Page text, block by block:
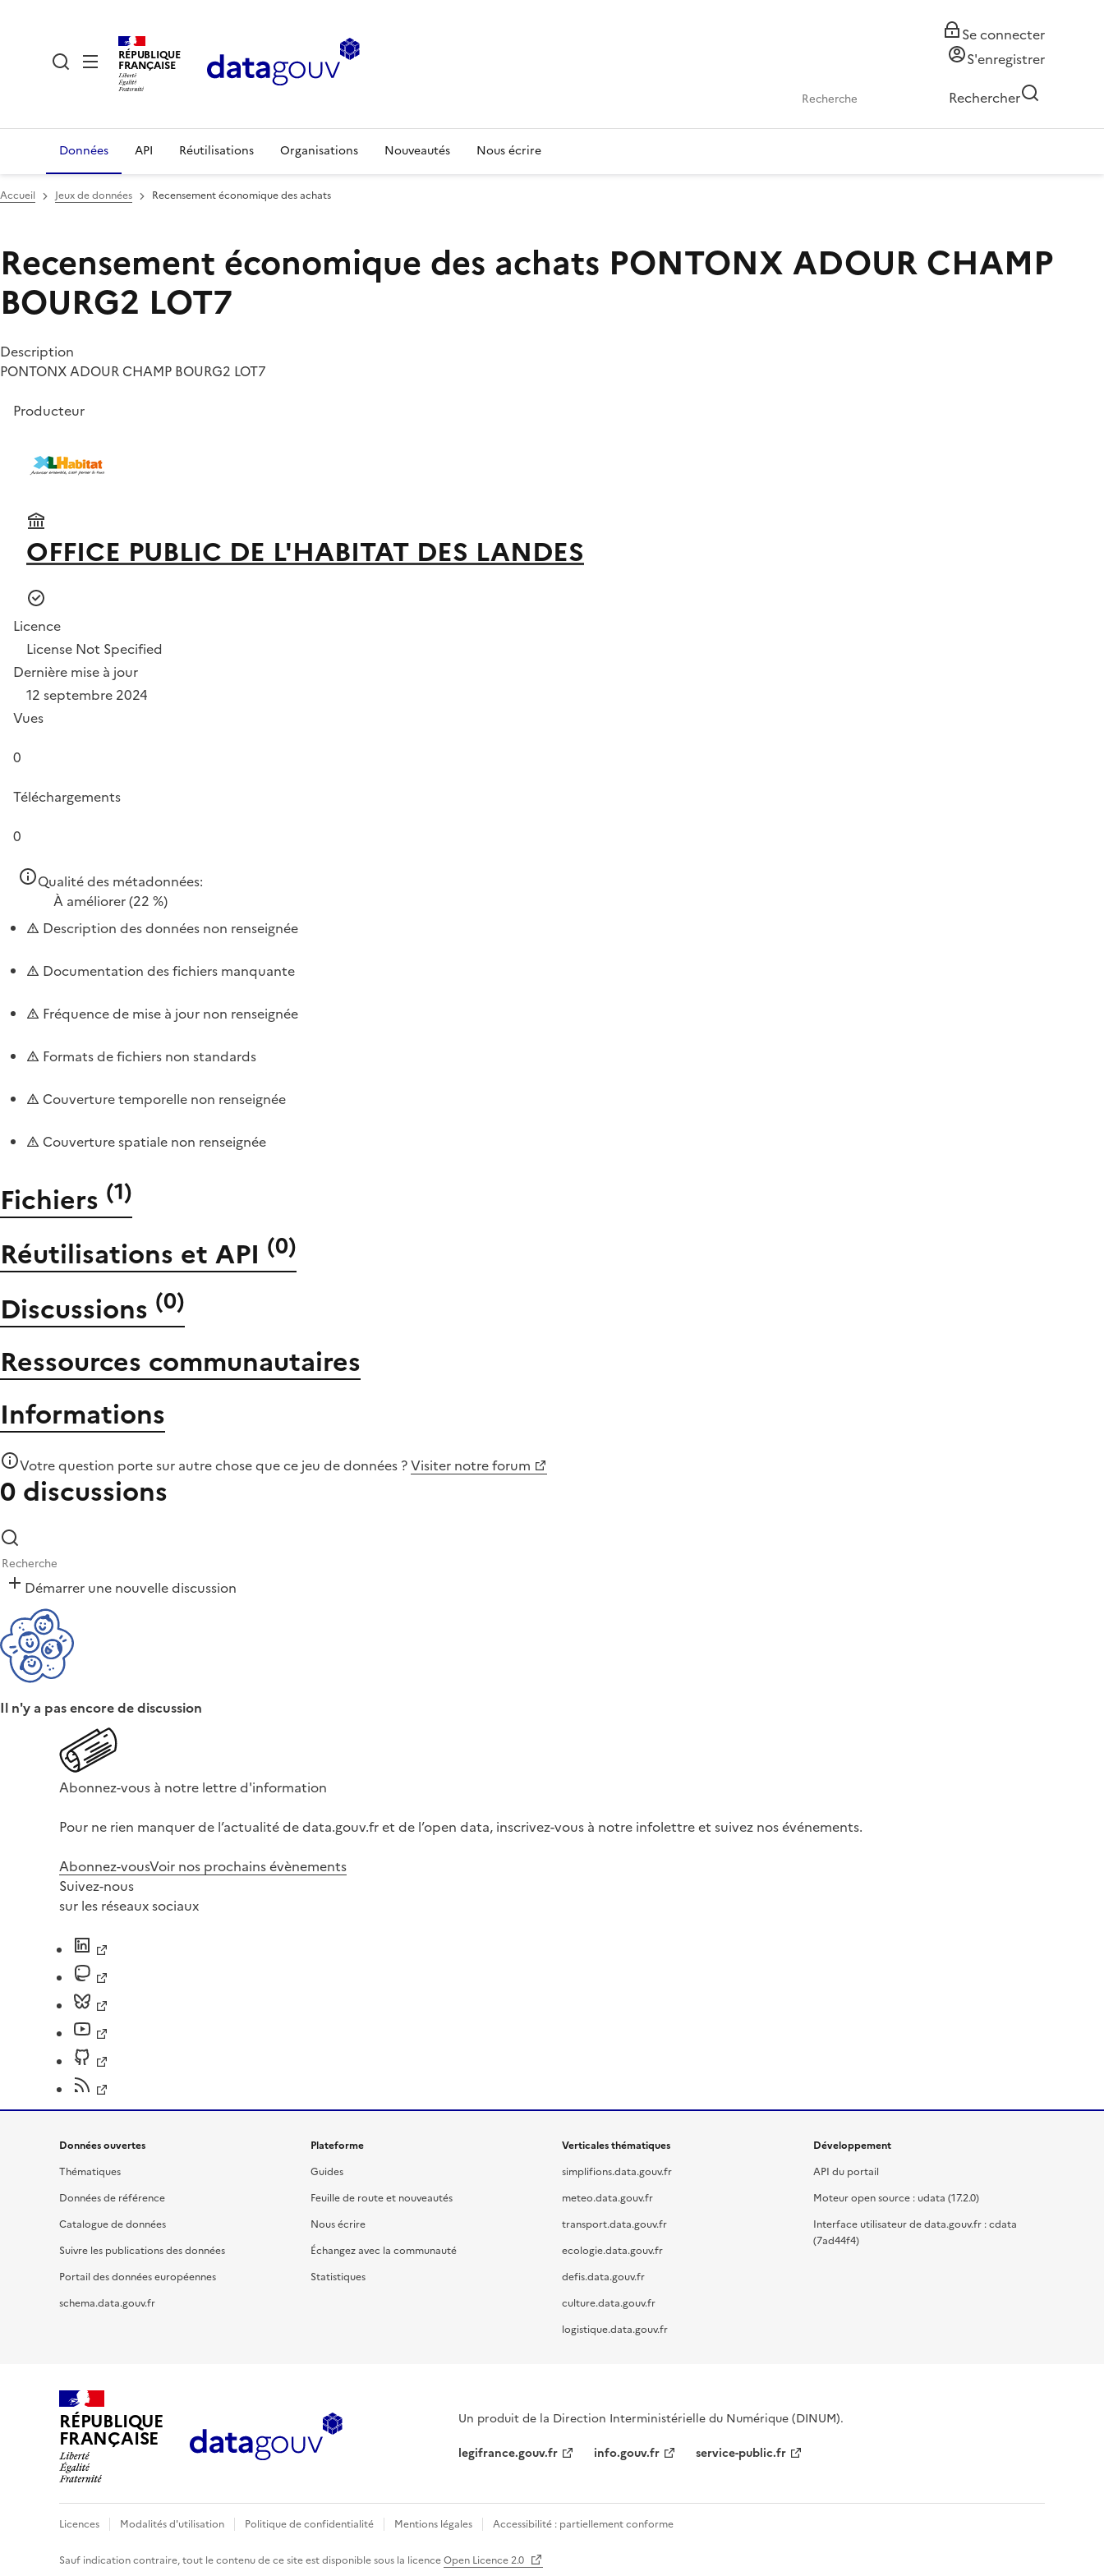
RÉPUBLIQUE
FRANÇAISE
Se connecter
S'enregistrer
Rechercher
Données API Réutilisations Organisations Nouveautés Nous écrire
Accueil Jeux de données Recensement économique des achats
Recensement économique des achats PONTONX ADOUR CHAMP
BOURG2 LOT7
Description
PONTONX ADOUR CHAMP BOURG2 LOT7
Producteur
OFFICE PUBLIC DE L'HABITAT DES LANDES
Licence
License Not Specified
Dernière mise à jour
12 septembre 2024
Vues
0
Téléchargements
0
Qualité des métadonnées:
À améliorer(22 %)
Description des données non renseignée
Documentation des fichiers manquante
Fréquence de mise à jour non renseignée
Formats de fichiers non standards
Couverture temporelle non renseignée
Couverture spatiale non renseignée
Fichiers (1)
Réutilisations et API (0)
Discussions (0)
Ressources communautaires
Informations
Votre question porte sur autre chose quece jeu de données ?Visiter notre forum
0 discussions
Démarrer une nouvelle discussion
Il n'y a pas encore de discussion
Abonnez-vous à notre lettre d'information
Pour ne rien manquer de l’actualité de data.gouv.fr et de l’open data, inscrivez-vous à notre infolettre et suivez nos événements.
Abonnez-vousVoir nos prochains évènements
Suivez-nous
sur les réseaux sociaux
Données ouvertes
Thématiques
Données de référence
Catalogue de données
Suivre les publications des données
Portail des données européennes
schema.data.gouv.fr
Plateforme
Guides
Feuille de route et nouveautés
Nous écrire
Échangez avec la communauté
Statistiques
Verticales thématiques
simplifions.data.gouv.fr
meteo.data.gouv.fr
transport.data.gouv.fr
ecologie.data.gouv.fr
defis.data.gouv.fr
culture.data.gouv.fr
logistique.data.gouv.fr
Développement
API du portail
Moteur open source : udata (17.2.0)
Interface utilisateur de data.gouv.fr : cdata
(7ad44f4)
RÉPUBLIQUE
FRANÇAISE
Un produit de la Direction Interministérielle du Numérique (DINUM).
legifrance.gouv.fr
info.gouv.fr service-public.fr
Licences Modalités d'utilisation Politique de confidentialité Mentions légales Accessibilité : partiellement conforme
Sauf indication contraire, tout le contenu de ce site est disponible sous la licenceOpen Licence 2.0